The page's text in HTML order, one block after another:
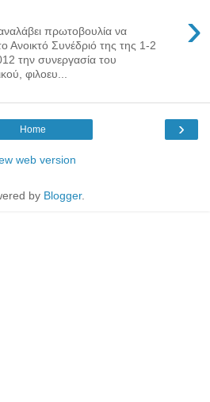
›
πρωτοβουλία να
Ανοικτό Συνέδριό της της 1-2
την συνεργασία του
φιλοευ...
›
Home
web version
by Blogger.